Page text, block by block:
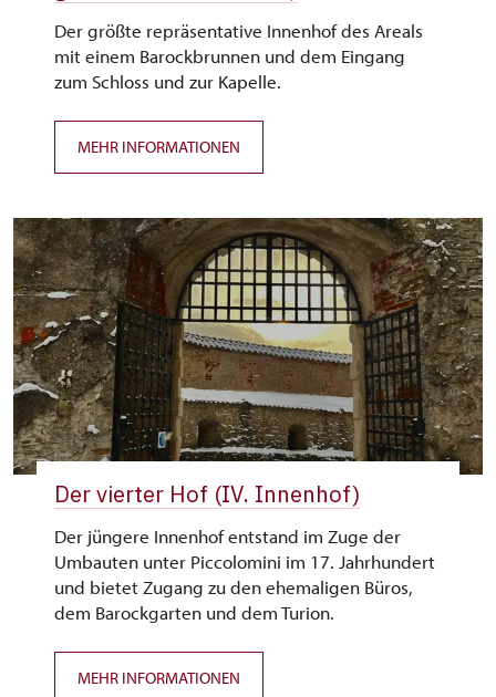
Der größte repräsentative Innenhof des Areals
mit einem Barockbrunnen und dem Eingang
zum Schloss und zur Kapelle.
MEHR INFORMATIONEN
Der vierter Hof (IV. Innenhof)
Der jüngere Innenhof entstand im Zuge der
Umbauten unter Piccolomini im 17. Jahrhundert
und bietet Zugang zu den ehemaligen Büros,
dem Barockgarten und dem Turion.
MEHR INFORMATIONEN